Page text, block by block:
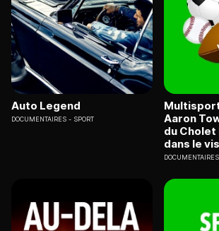
Auto Legend
DOCUMENTAIRES SPORT
Aaron
du
dans le
DOCUMENTAIRES